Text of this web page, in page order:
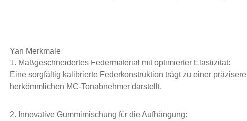
Yan Merkmale
1. Maßgeschneidertes Federmaterial mit optimierter Elastizität:
Eine sorgfältig kalibrierte Federkonstruktion trägt zu einer
herkömmlichen MC-Tonabnehmer darstellt.
2. Innovative Gummimischung für die Aufhängung: